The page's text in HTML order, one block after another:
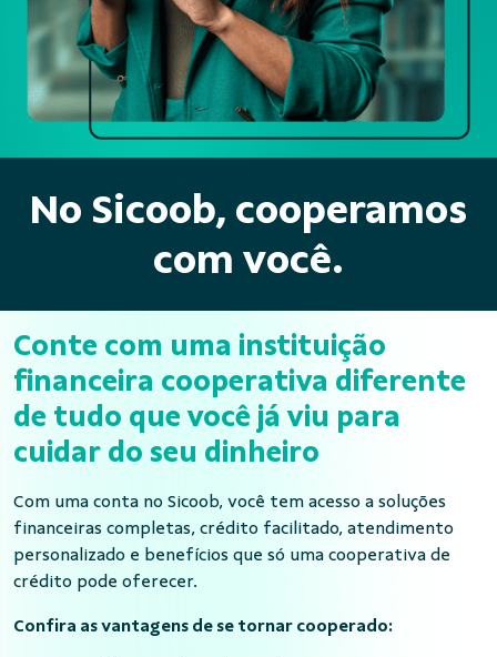
No Sicoob, cooperamos
com você.
Conte com uma instituição
financeira cooperativa diferente
de tudo que você já viu para
cuidar do seu dinheiro
Com uma conta no Sicoob, você tem acesso a soluções
financeiras completas, crédito facilitado, atendimento
personalizado e benefícios que só uma cooperativa de
crédito pode oferecer.
Confira as vantagens de se tornar cooperado: